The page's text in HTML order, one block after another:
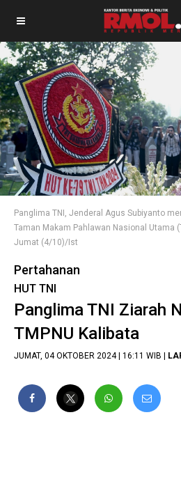
Panglima TNI, Jenderal Agus Subiyanto
Taman Makam Pahlawan Nasional Utama
Jumat (4/10)/Ist
Pertahanan
HUT TNI
Panglima TNI Ziarah
TMPNU Kalibata
JUMAT, 04 OKTOBER 2024 | 16:11 WIB |